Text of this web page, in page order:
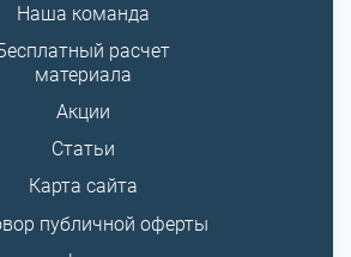
Наша команда
расчет
материала
Акции
Статьи
Карта сайта
публичной оферты